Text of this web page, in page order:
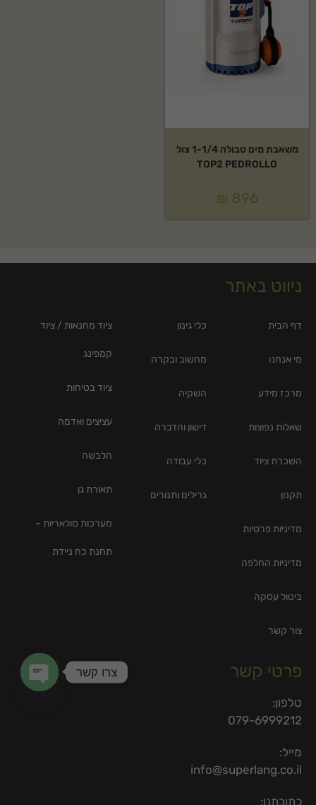
משאבת מים טבולה 1-1/4 צול
TOP2 PEDROLLO
₪ 896
ניווט באתר
דף הבית
מי אנחנו
מרכז מידע
שאלות נפוצות
השכרת ציוד
תקנון
מדיניות פרטיות
מדיניות החלפה
ביטול עסקה
צור קשר
כלי גינון
מחשוב ובקרה
השקיה
דישון והדברה
כלי עבודה
גרילים ותנורים
ציוד מחנאות / ציוד
קמפינג
ציוד בטיחות
עציצים ואדמה
הלבשה
תאורת גן
מערכות סולאריות –
תחנת כח ניידת
פרטי קשר
טלפון:
079-6999212
מייל:
info@superlang.co.il
צרו קשר